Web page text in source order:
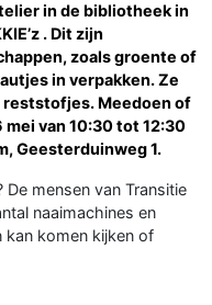
in de bibliotheek in
. Dit zijn
zoals groente of
in verpakken. Ze
reststofjes. Meedoen of
mei van 10:30 tot 12:30
Geesterduinweg 1.
De mensen van Transitie
naaimachines en
kan komen kijken of